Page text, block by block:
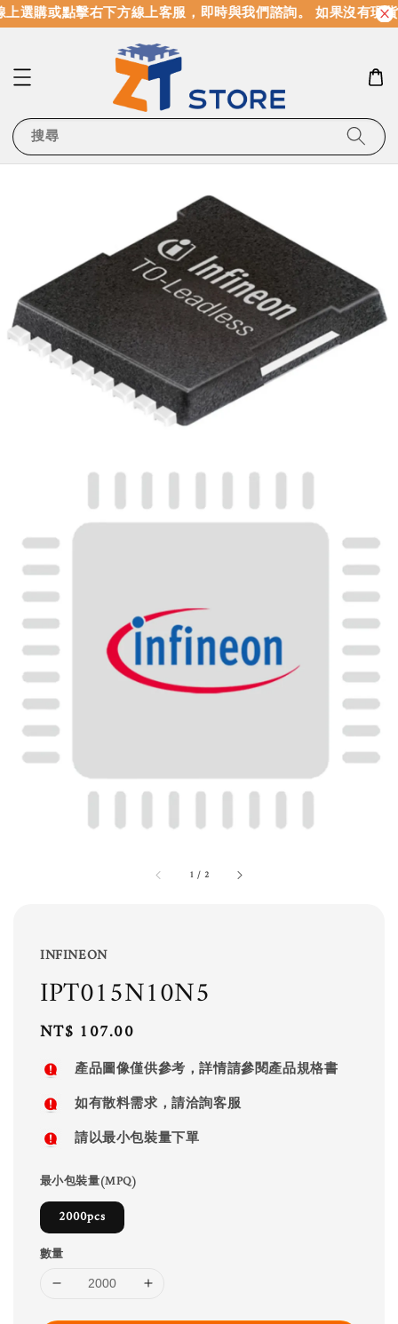
選購或點擊右下方線上客服，即時與我們諮詢。 如果沒有現
搜尋
1 / 2
INFINEON
IPT015N10N5
Regular
price
NT$ 107.00
產品圖像僅供參考，詳情請參閱產品規格書
如有散料需求，請洽詢客服
請以最小包裝量下單
最小包裝量(MPQ)
2000pcs
數量